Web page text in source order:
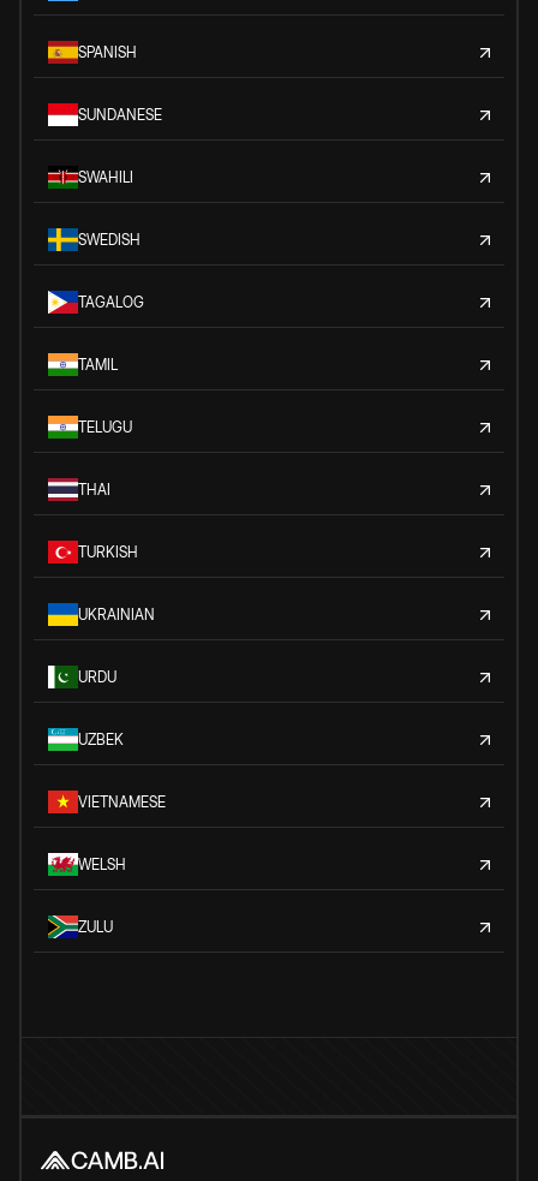
SPANISH
SUNDANESE
SWAHILI
SWEDISH
TAGALOG
TAMIL
TELUGU
THAI
TURKISH
UKRAINIAN
URDU
UZBEK
VIETNAMESE
WELSH
ZULU